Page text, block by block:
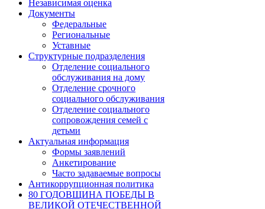
Независимая оценка
Документы
Федеральные
Региональные
Уставные
Структурные подразделения
Отделение социального
обслуживания на дому
Отделение срочного
социального обслуживания
Отделение социального
сопровождения семей с
детьми
Актуальная информация
Формы заявлений
Анкетирование
Часто задаваемые вопросы
Антикоррупционная политика
80 ГОДОВЩИНА ПОБЕДЫ В
ВЕЛИКОЙ ОТЕЧЕСТВЕННОЙ